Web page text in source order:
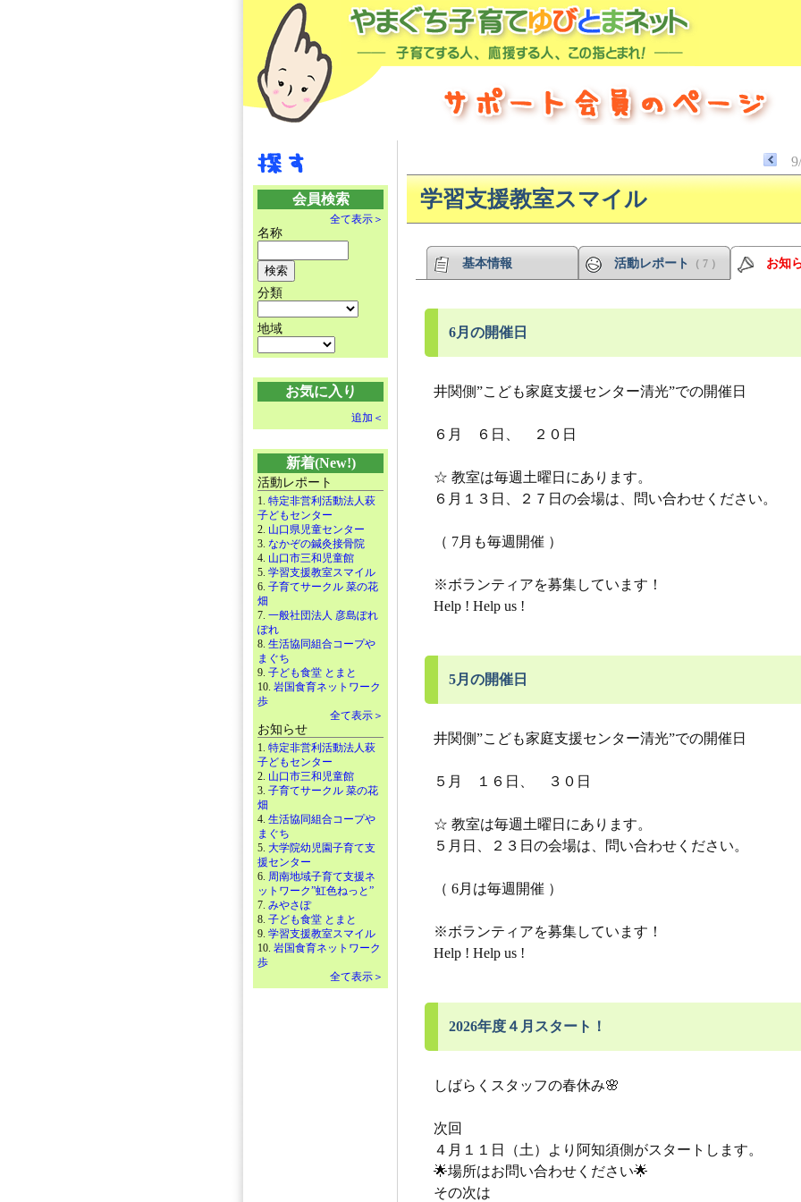
会員検索
全て表示＞
名称
分類
地域
お気に入り
追加＜
新着(New!)
活動レポート
1. 特定非営利活動法人萩
子どもセンター
2. 山口県児童センター
3. なかぞの鍼灸接骨院
4. 山口市三和児童館
5. 学習支援教室スマイル
6. 子育てサークル 菜の花
畑
7. 一般社団法人 彦島ぽれ
ぽれ
8. 生活協同組合コープや
まぐち
9. 子ども食堂 とまと
10. 岩国食育ネットワーク
歩
全て表示＞
お知らせ
1. 特定非営利活動法人萩
子どもセンター
2. 山口市三和児童館
3. 子育てサークル 菜の花
畑
4. 生活協同組合コープや
まぐち
5. 大学院幼児園子育て支
援センター
6. 周南地域子育て支援ネ
ットワーク”虹色ねっと”
7. みやさぽ
8. 子ども食堂 とまと
9. 学習支援教室スマイル
10. 岩国食育ネットワーク
歩
全て表示＞
学習支援教室スマイル
基本情報 活動レポート （ 7 ） お知
6月の開催日
井関側”こども家庭支援センター清光”での開催日
６月 ６日、 ２０日
☆ 教室は毎週土曜日にあります。
６月１３日、２７日の会場は、問い合わせください。
（ 7月も毎週開催 ）
※ボランティアを募集しています！
Help ! Help us !
5月の開催日
井関側”こども家庭支援センター清光”での開催日
５月 １６日、 ３０日
☆ 教室は毎週土曜日にあります。
５月日、２３日の会場は、問い合わせください。
（ 6月は毎週開催 ）
※ボランティアを募集しています！
Help ! Help us !
2026年度４月スタート！
しばらくスタッフの春休み🌸
次回
４月１１日（土）より阿知須側がスタートします。
🌟場所はお問い合わせください🌟
その次は